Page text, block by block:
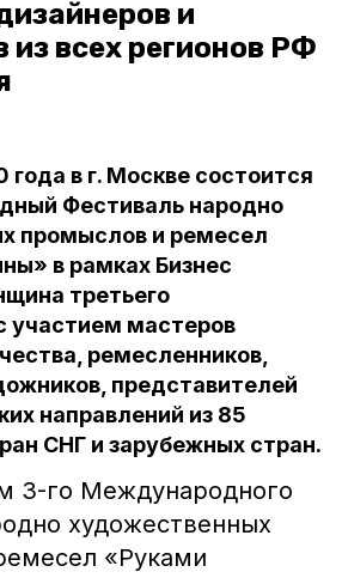
и
всех регионов РФ
года в г. Москве состоится
Фестиваль народно
промыслов и ремесел
в рамках Бизнес
третьего
участием мастеров
ремесленников,
представителей
направлений из 85
СНГ и зарубежных стран.
3-го Международного
художественных
«Руками